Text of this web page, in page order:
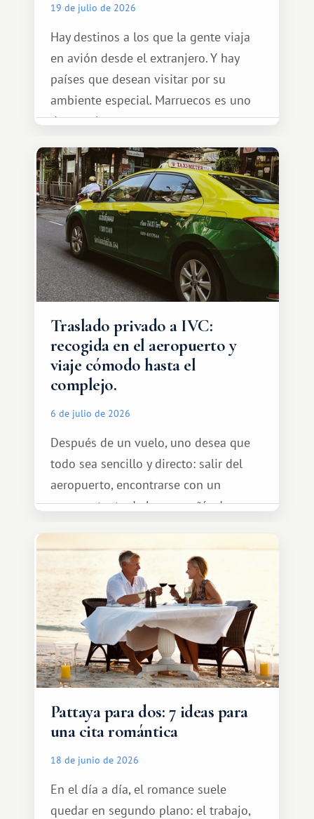
19 de julio de 2026
Hay destinos a los que la gente viaja
en avión desde el extranjero. Y hay
países que desean visitar por su
ambiente especial. Marruecos es uno
de esos lugares.
Traslado privado a IVC:
recogida en el aeropuerto y
viaje cómodo hasta el
complejo.
6 de julio de 2026
Después de un vuelo, uno desea que
todo sea sencillo y directo: salir del
aeropuerto, encontrarse con un
representante de la compañía de
tranquilamente hasta el complejo
turístico.
Pattaya para dos: 7 ideas para
una cita romántica
18 de junio de 2026
En el día a día, el romance suele
quedar en segundo plano: el trabajo,